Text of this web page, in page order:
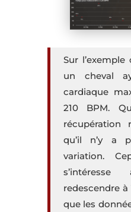
Sur
un cheval
cardiaque
210 BPM.
qu’il n’y a
variation.
redescendre
que les